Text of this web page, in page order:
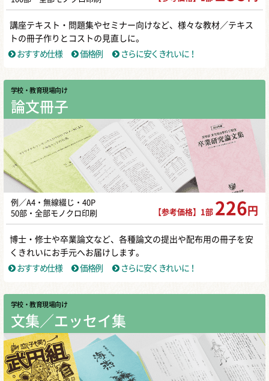
講座テキスト・問題集やセミナー向けなど、様々な教材／テキス
トの冊子作りとコストの見直しに。
おすすめ仕様
価格例 さらに安くきれいに！
学校・教育現場向け
論文冊子
例／A4・無線綴じ・40P
50部・全部モノクロ印刷
【参考価格】1部 226 円
博士・修士や卒業論文など、各種論文の提出や配布用の冊子を安
くきれいにお手元へお届けします。
おすすめ仕様
価格例 さらに安くきれいに！
学校・教育現場向け
文集／エッセイ集